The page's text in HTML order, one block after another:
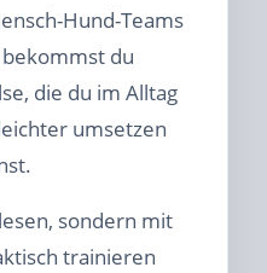
Hund-Teams
du
die du im Alltag
umsetzen
sondern mit
trainieren